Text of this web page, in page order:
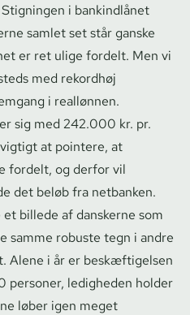
i bankindlånet
samlet set står ganske
er ret ulige fordelt. Men vi
med rekordhøj
i reallønnen.
sig med 242.000 kr. pr.
at pointere, at
fordelt, og derfor vil
det beløb fra netbanken.
billede af danskerne som
samme robuste tegn i andre
Alene i år er beskæftigelsen
ledigheden holder
løber igen meget